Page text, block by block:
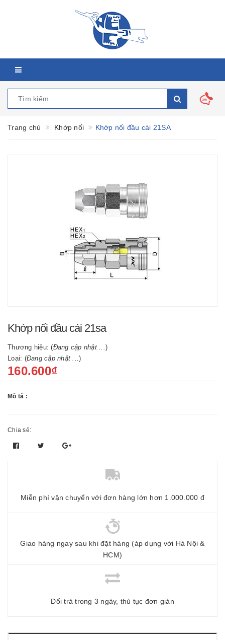
Trang chủ Khớp nối Khớp nối đầu cái 21SA
Khớp nối đầu cái 21sa
Thương hiệu: (Đang cập nhật ...)
Loại: (Đang cập nhật ...)
160.600₫
Mô tả :
Chia sẻ:
Miễn phí vận chuyển với đơn hàng lớn hơn 1.000.000 đ
Giao hàng ngay sau khi đặt hàng (áp dụng với Hà Nội &
HCM)
Đổi trả trong 3 ngày, thủ tục đơn giản